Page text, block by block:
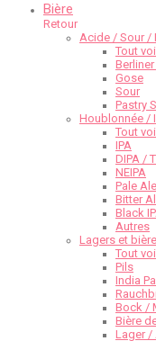
Bière
Retour
Acide / Sour /
Tout
Gose
Sour
Pastry
Houblonnée /
Tout
IPA
DIPA /
NEIPA
Pale
Bitter
Black
Autres
Lagers et
Tout
Pils
India
Bock /
Bière
Lager /